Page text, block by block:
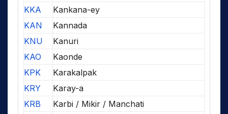
KKA
Kankana-ey
KAN
Kannada
KNU
Kanuri
KAO
Kaonde
KPK
Karakalpak
KRY
Karay-a
KRB
Karbi / Mikir / Manchati